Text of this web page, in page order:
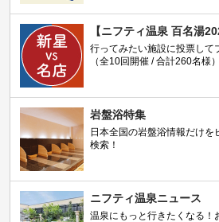
【ニフティ温泉 百名湯
行ってみたい施設に投票して
（全10回開催 / 合計260名様）
岩盤浴特集
日本全国の岩盤浴情報だけを
検索！
ニフティ温泉ニュース
温泉にもっと行きたくなる！